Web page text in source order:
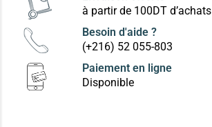
à partir de 100DT d’achats
Besoin d'aide ?
(+216) 52 055-803
Paiement en ligne
Disponible